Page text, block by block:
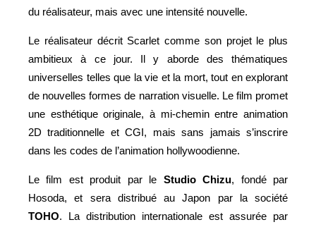
du réalisateur, mais avec une intensité nouvelle.
Le réalisateur décrit Scarlet comme son projet le plus
ambitieux à ce jour. Il y aborde des thématiques
universelles telles que la vie et la mort, tout en explorant
de nouvelles formes de narration visuelle. Le film promet
une esthétique originale, à mi-chemin entre animation
2D traditionnelle et CGI, mais sans jamais s’inscrire
dans les codes de l’animation hollywoodienne.
Le film est produit par le Studio Chizu, fondé par
Hosoda, et sera distribué au Japon par la société
TOHO. La distribution internationale est assurée par